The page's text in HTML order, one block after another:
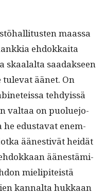
maas­sa
ehdokkai­ta
skaalal­ta saadak­seen
äänet. On
tehdyis­sä
val­taa on puolue­jo­
he edus­ta­vat enem­
äänes­tivät hei­dät
äänestämi­
mielip­iteistä
kannal­ta hukkaan